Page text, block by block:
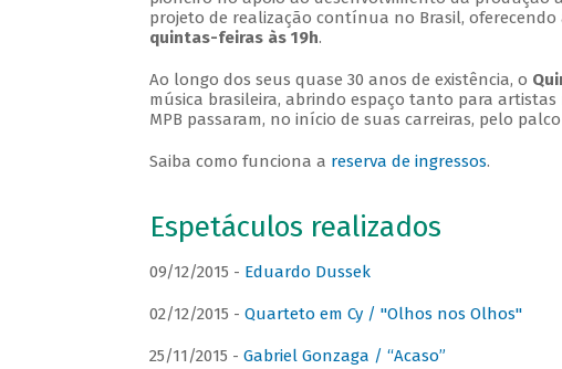
projeto de realização contínua no Brasil,
quintas-feiras às 19h.
Ao longo dos seus quase 30 anos de existência, o
música brasileira, abrindo espaço tanto para
MPB passaram, no início de suas carreiras, pelo
Saiba como funciona a reserva de ingressos.
Espetáculos realizados
09/12/2015 - Eduardo Dussek
02/12/2015 - Quarteto em Cy / "Olhos nos Olhos"
25/11/2015 - Gabriel Gonzaga / “Acaso”